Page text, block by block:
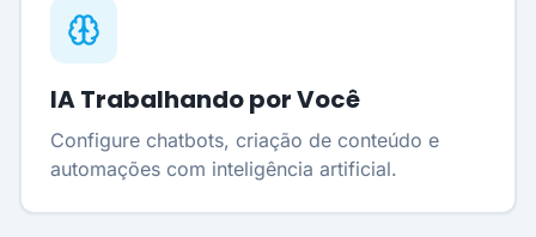
IA Trabalhando por Você
Configure chatbots, criação de conteúdo e
automações com inteligência artificial.